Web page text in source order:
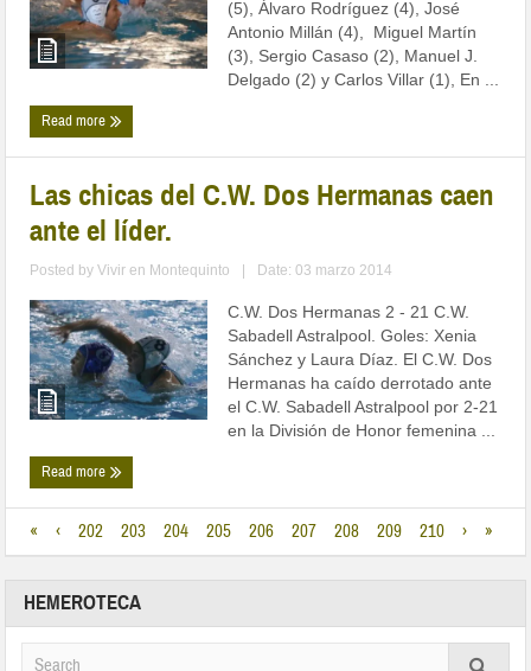
(5), Álvaro Rodríguez (4), José
Antonio Millán (4), Miguel Martín
(3), Sergio Casaso (2), Manuel J.
Delgado (2) y Carlos Villar (1), En ...
Read more
Las chicas del C.W. Dos Hermanas caen
ante el líder.
Posted byVivir en Montequinto Date: 03 marzo 2014
C.W. Dos Hermanas 2 - 21 C.W.
Sabadell Astralpool. Goles: Xenia
Sánchez y Laura Díaz. El C.W. Dos
Hermanas ha caído derrotado ante
el C.W. Sabadell Astralpool por 2-21
en la División de Honor femenina ...
Read more
« ‹ 202 203 204 205 206 207 208 209 210 › »
HEMEROTECA